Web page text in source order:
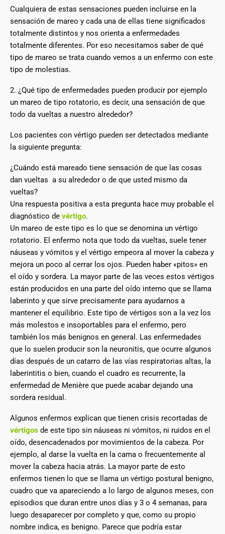
Cualquiera de estas sensaciones pueden incluirse en la
sensación de mareo y cada una de ellas tiene significados
totalmente distintos y nos orienta a enfermedades
totalmente diferentes. Por eso necesitamos saber de qué
tipo de mareo se trata cuando vemos a un enfermo con este
tipo de molestias.
2. ¿Qué tipo de enfermedades pueden producir por ejemplo
un mareo de tipo rotatorio, es decir, una sensación de que
todo da vueltas a nuestro alrededor?
Los pacientes con vértigo pueden ser detectados mediante
la siguiente pregunta:
¿Cuándo está mareado tiene sensación de que las cosas
dan vueltas a su alrededor o de que usted mismo da
vueltas?
Una respuesta positiva a esta pregunta hace muy probable el
diagnóstico de vértigo.
Un mareo de este tipo es lo que se denomina un vértigo
rotatorio. El enfermo nota que todo da vueltas, suele tener
náuseas y vómitos y el vértigo empeora al mover la cabeza y
mejora un poco al cerrar los ojos. Pueden haber «pitos» en
el oído y sordera. La mayor parte de las veces estos vértigos
están producidos en una parte del oído interno que se llama
laberinto y que sirve precisamente para ayudarnos a
mantener el equilibrio. Este tipo de vértigos son a la vez los
más molestos e insoportables para el enfermo, pero
también los más benignos en general. Las enfermedades
que lo suelen producir son la neuronitis, que ocurre algunos
días después de un catarro de las vías respiratorias altas, la
laberintitis o bien, cuando el cuadro es recurrente, la
enfermedad de Menière que puede acabar dejando una
sordera residual.
Algunos enfermos explican que tienen crisis recortadas de
vértigos de este tipo sin náuseas ni vómitos, ni ruidos en el
oído, desencadenados por movimientos de la cabeza. Por
ejemplo, al darse la vuelta en la cama o frecuentemente al
mover la cabeza hacia atrás. La mayor parte de esto
enfermos tienen lo que se llama un vértigo postural benigno,
cuadro que va apareciendo a lo largo de algunos meses, con
episodios que duran entre unos días y 3 o 4 semanas, para
luego desaparecer por completo y que, como su propio
nombre indica, es benigno. Parece que podría estar